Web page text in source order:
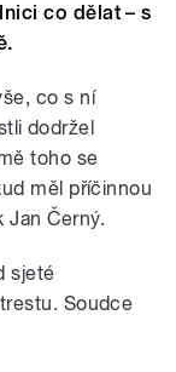
co dělat – s
co s ní
dodržel
toho se
měl příčinnou
Jan Černý.
sjeté
Soudce